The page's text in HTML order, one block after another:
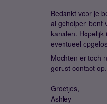
Bedankt voor je
al geholpen bent
kanalen. Hopelijk
eventueel
Mochten er toch
gerust contact op.
Groetjes,
Ashley